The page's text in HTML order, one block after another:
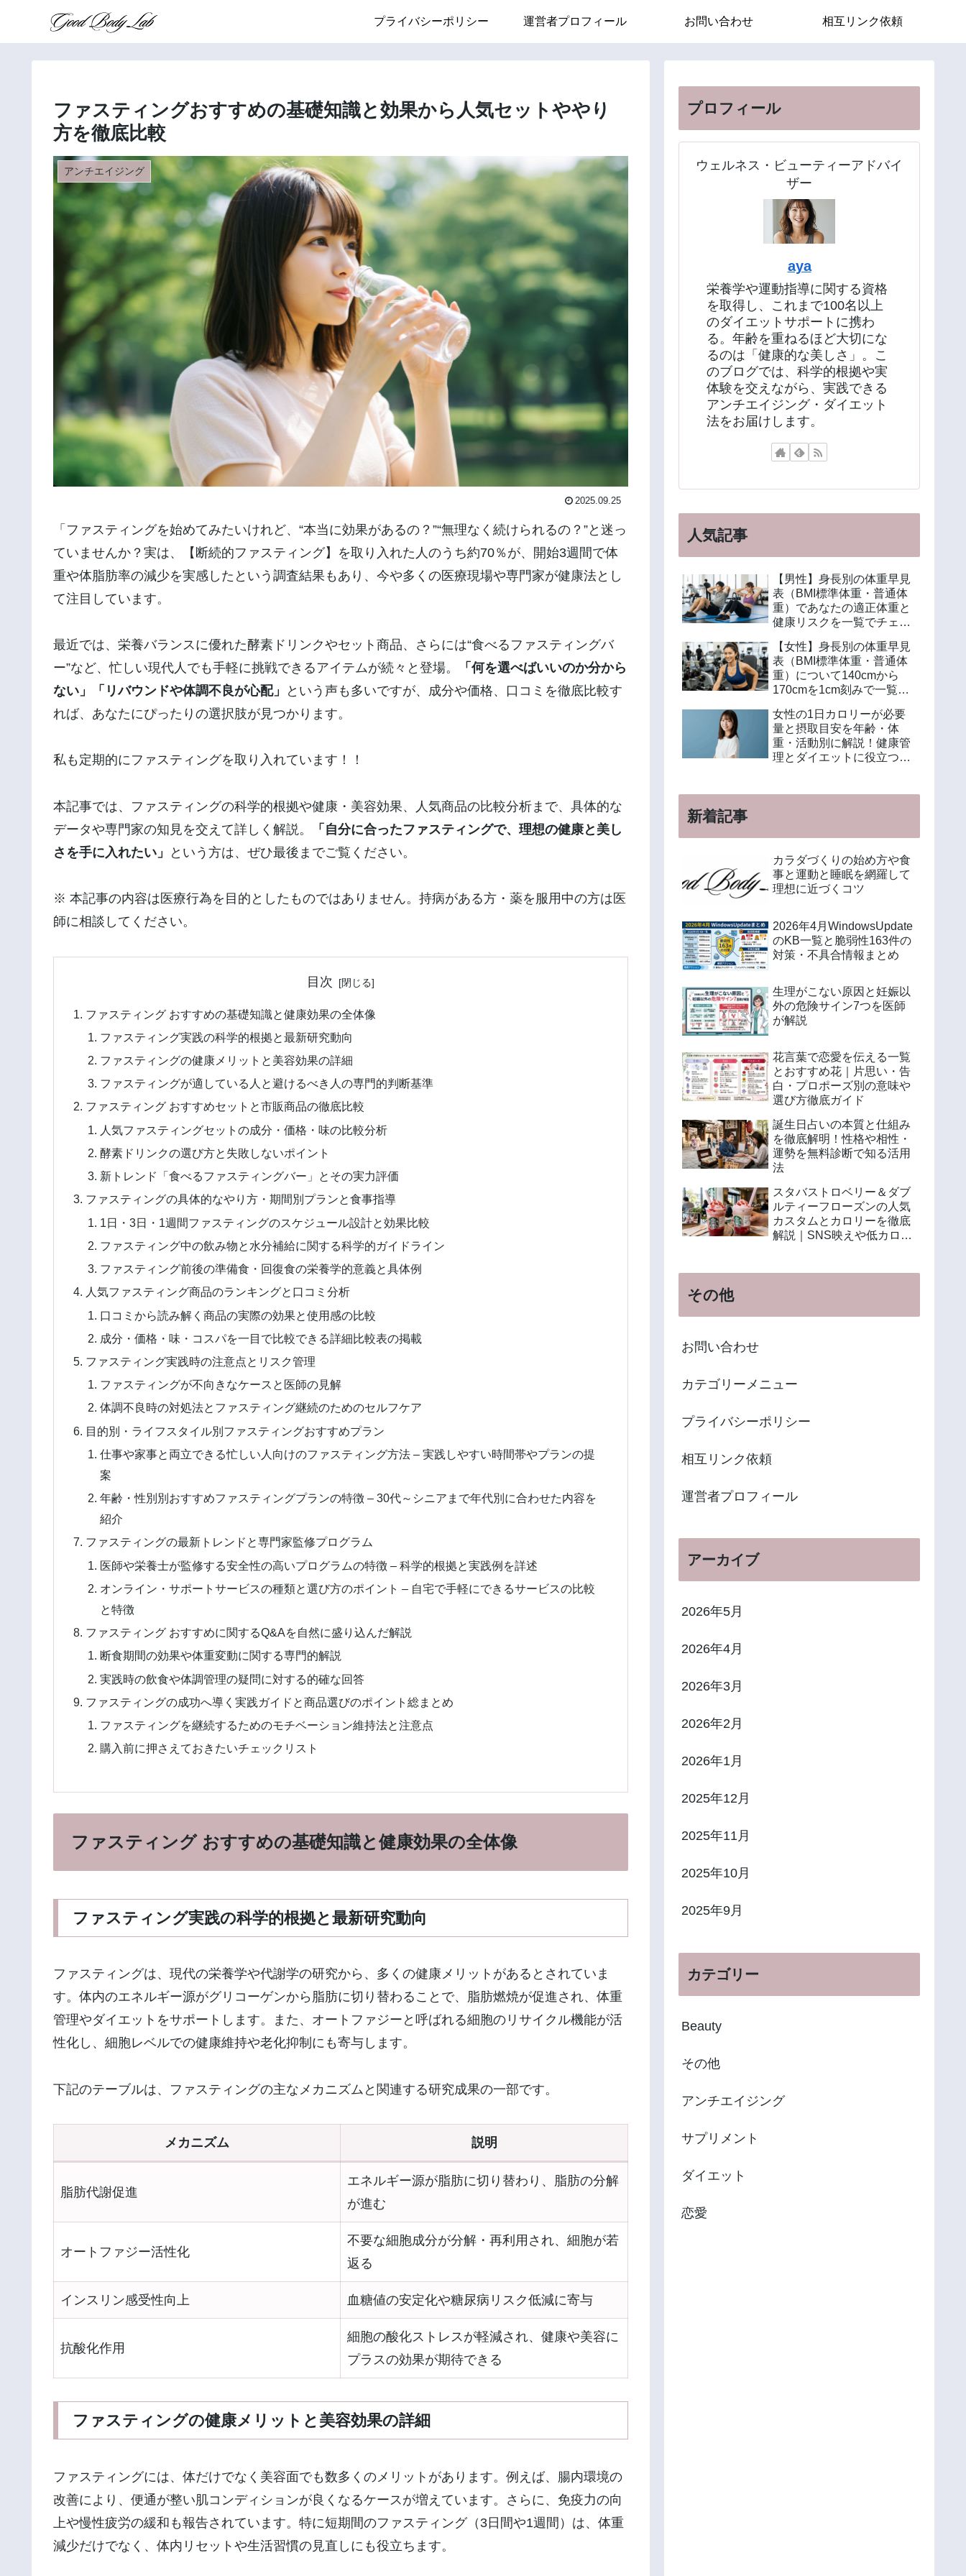
プライバシーポリシー 運営者プロフィール お問い合わせ 相互リンク依頼
ファスティングおすすめの基礎知識と効果から人気セットややり
方を徹底比較
アンチエイジング
2025.09.25
「ファスティングを始めてみたいけれど、“本当に効果があるの？”“無理なく続けられるの？”と迷っ
ていませんか？実は、【断続的ファスティング】を取り入れた人のうち約70％が、開始3週間で体
重や体脂肪率の減少を実感したという調査結果もあり、今や多くの医療現場や専門家が健康法とし
て注目しています。
最近では、栄養バランスに優れた酵素ドリンクやセット商品、さらには“食べるファスティングバ
ー”など、忙しい現代人でも手軽に挑戦できるアイテムが続々と登場。
「何を選べばいいのか分から
ない」「リバウンドや体調不良が心配」
という声も多いですが、成分や価格、口コミを徹底比較す
れば、あなたにぴったりの選択肢が見つかります。
私も定期的にファスティングを取り入れています！！
本記事では、ファスティングの科学的根拠や健康・美容効果、人気商品の比較分析まで、具体的な
データや専門家の知見を交えて詳しく解説。
「自分に合ったファスティングで、理想の健康と美し
さを手に入れたい」
という方は、ぜひ最後までご覧ください。
※ 本記事の内容は医療行為を目的としたものではありません。持病がある方・薬を服用中の方は医
師に相談してください。
目次
ファスティング おすすめの基礎知識と健康効果の全体像
ファスティング実践の科学的根拠と最新研究動向
ファスティングの健康メリットと美容効果の詳細
ファスティングが適している人と避けるべき人の専門的判断基準
ファスティング おすすめセットと市販商品の徹底比較
人気ファスティングセットの成分・価格・味の比較分析
酵素ドリンクの選び方と失敗しないポイント
新トレンド「食べるファスティングバー」とその実力評価
ファスティングの具体的なやり方・期間別プランと食事指導
1日・3日・1週間ファスティングのスケジュール設計と効果比較
ファスティング中の飲み物と水分補給に関する科学的ガイドライン
ファスティング前後の準備食・回復食の栄養学的意義と具体例
人気ファスティング商品のランキングと口コミ分析
口コミから読み解く商品の実際の効果と使用感の比較
成分・価格・味・コスパを一目で比較できる詳細比較表の掲載
ファスティング実践時の注意点とリスク管理
ファスティングが不向きなケースと医師の見解
体調不良時の対処法とファスティング継続のためのセルフケア
目的別・ライフスタイル別ファスティングおすすめプラン
仕事や家事と両立できる忙しい人向けのファスティング方法 – 実践しやすい時間帯やプランの提
案
年齢・性別別おすすめファスティングプランの特徴 – 30代～シニアまで年代別に合わせた内容を
紹介
ファスティングの最新トレンドと専門家監修プログラム
医師や栄養士が監修する安全性の高いプログラムの特徴 – 科学的根拠と実践例を詳述
オンライン・サポートサービスの種類と選び方のポイント – 自宅で手軽にできるサービスの比較
と特徴
ファスティング おすすめに関するQ&Aを自然に盛り込んだ解説
断食期間の効果や体重変動に関する専門的解説
実践時の飲食や体調管理の疑問に対する的確な回答
ファスティングの成功へ導く実践ガイドと商品選びのポイント総まとめ
ファスティングを継続するためのモチベーション維持法と注意点
購入前に押さえておきたいチェックリスト
ファスティング おすすめの基礎知識と健康効果の全体像
ファスティング実践の科学的根拠と最新研究動向
ファスティングは、現代の栄養学や代謝学の研究から、多くの健康メリットがあるとされていま
す。体内のエネルギー源がグリコーゲンから脂肪に切り替わることで、脂肪燃焼が促進され、体重
管理やダイエットをサポートします。また、オートファジーと呼ばれる細胞のリサイクル機能が活
性化し、細胞レベルでの健康維持や老化抑制にも寄与します。
下記のテーブルは、ファスティングの主なメカニズムと関連する研究成果の一部です。
メカニズム 説明
脂肪代謝促進
エネルギー源が脂肪に切り替わり、脂肪の分解
が進む
オートファジー活性化
不要な細胞成分が分解・再利用され、細胞が若
返る
インスリン感受性向上 血糖値の安定化や糖尿病リスク低減に寄与
抗酸化作用
細胞の酸化ストレスが軽減され、健康や美容に
プラスの効果が期待できる
ファスティングの健康メリットと美容効果の詳細
ファスティングには、体だけでなく美容面でも数多くのメリットがあります。例えば、腸内環境の
改善により、便通が整い肌コンディションが良くなるケースが増えています。さらに、免疫力の向
上や慢性疲労の緩和も報告されています。特に短期間のファスティング（3日間や1週間）は、体重
減少だけでなく、体内リセットや生活習慣の見直しにも役立ちます。
プロフィール
ウェルネス・ビューティーアドバイ
ザー
aya
栄養学や運動指導に関する資格
を取得し、これまで100名以上
のダイエットサポートに携わ
る。年齢を重ねるほど大切にな
るのは「健康的な美しさ」。こ
のブログでは、科学的根拠や実
体験を交えながら、実践できる
アンチエイジング・ダイエット
法をお届けします。
人気記事
【男性】身長別の体重早見
表（BMI標準体重・普通体
重）であなたの適正体重と
健康リスクを一覧でチェッ
【女性】身長別の体重早見
表（BMI標準体重・普通体
重）について140cmから
170cmを1cm刻みで一覧解
算方法も紹介
女性の1日カロリーが必要
量と摂取目安を年齢・体
重・活動別に解説！健康管
理とダイエットに役立つ計
新着記事
カラダづくりの始め方や食
事と運動と睡眠を網羅して
理想に近づくコツ
2026年4月WindowsUpdate
のKB一覧と脆弱性163件の
対策・不具合情報まとめ
生理がこない原因と妊娠以
外の危険サイン7つを医師
が解説
花言葉で恋愛を伝える一覧
とおすすめ花｜片思い・告
白・プロポーズ別の意味や
選び方徹底ガイド
誕生日占いの本質と仕組み
を徹底解明！性格や相性・
運勢を無料診断で知る活用
法
スタバストロベリー＆ダブ
ルティーフローズンの人気
カスタムとカロリーを徹底
解説｜SNS映えや低カロリ
その他
お問い合わせ
カテゴリーメニュー
プライバシーポリシー
相互リンク依頼
運営者プロフィール
アーカイブ
2026年5月
2026年4月
2026年3月
2026年2月
2026年1月
2025年12月
2025年11月
2025年10月
2025年9月
カテゴリー
Beauty
その他
アンチエイジング
サプリメント
ダイエット
恋愛